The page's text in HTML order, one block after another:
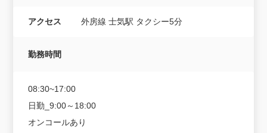
アクセス 外房線 士気駅 タクシー5分
勤務時間
08:30~17:00
日勤_9:00～18:00
オンコールあり